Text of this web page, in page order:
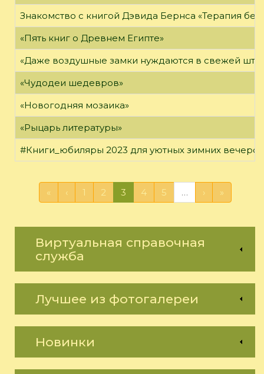
Знакомство с книгой Дэвида Бернса «Терапия
«Пять книг о Древнем Египте»
«Даже воздушные замки нуждаются в свежей
«Чудодеи шедевров»
«Новогодняя мозаика»
«Рыцарь литературы»
#Книги_юбиляры 2023 для уютных зимних вечеров
« ‹ 1 2 3 4 5 … › »
Виртуальная справочная
служба
Лучшее из фотогалереи
Новинки